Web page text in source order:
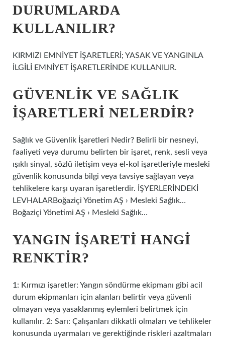
DURUMLARDA
KULLANILIR?
KIRMIZI EMNİYET İŞARETLERİ; YASAK VE YANGINLA
İLGİLİ EMNİYET İŞARETLERİNDE KULLANILIR.
GÜVENLIK VE SAĞLIK
IŞARETLERI NELERDIR?
Sağlık ve Güvenlik İşaretleri Nedir? Belirli bir nesneyi,
faaliyeti veya durumu belirten bir işaret, renk, sesli veya
ışıklı sinyal, sözlü iletişim veya el-kol işaretleriyle mesleki
güvenlik konusunda bilgi veya tavsiye sağlayan veya
tehlikelere karşı uyaran işaretlerdir. İŞYERLERİNDEKİ
LEVHALARBoğaziçi Yönetim AŞ › Mesleki Sağlık…
Boğaziçi Yönetimi AŞ › Mesleki Sağlık…
YANGIN IŞARETI HANGI
RENKTIR?
1: Kırmızı işaretler: Yangın söndürme ekipmanı gibi acil
durum ekipmanları için alanları belirtir veya güvenli
olmayan veya yasaklanmış eylemleri belirtmek için
kullanılır. 2: Sarı: Çalışanları dikkatli olmaları ve tehlikeler
konusunda uyarmaları ve gerektiğinde riskleri azaltmaları